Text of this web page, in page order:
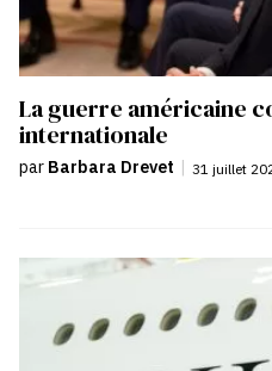
La guerre américaine
internationale
par Barbara Drevet | 31 juillet